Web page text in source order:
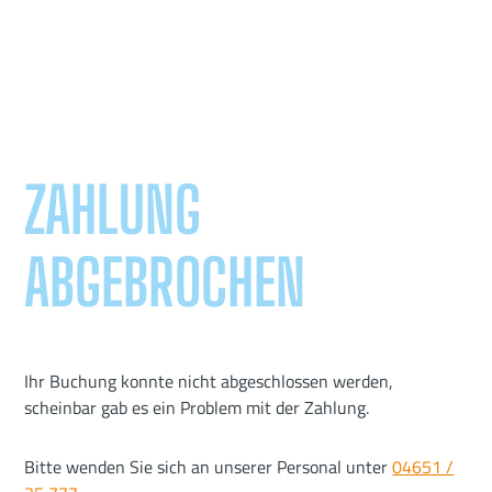
ZAHLUNG
ABGEBROCHEN
Ihr Buchung konnte nicht abgeschlossen werden,
scheinbar gab es ein Problem mit der Zahlung.
Bitte wenden Sie sich an unserer Personal unter04651 /